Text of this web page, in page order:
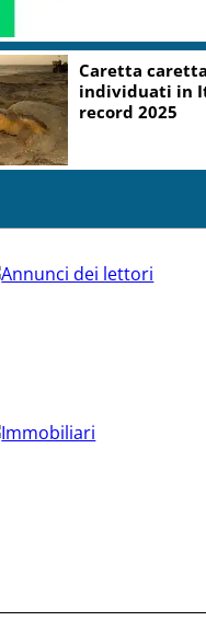
Caretta
individuati in
record 2025